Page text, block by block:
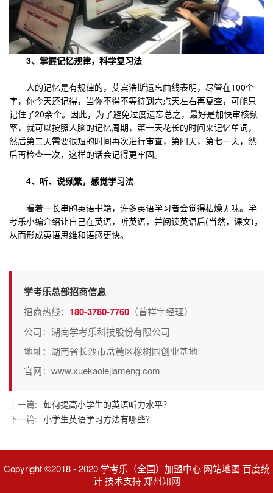
3、掌握记忆规律，科学复习法
人的记忆是有规律的，艾宾浩斯遗忘曲线表明，尽管在100个
字，你今天还记得，当你不得不等待到六点天左右再复查，可能只
记住了20余个。因此，为了避免过度遗忘总之，最好是加快审核频
率，就可以按照人脑的记忆周期，第一天花长的时间来记忆单词，
然后第二天需要很短的时间再次进行审查，第四天，第七一天，然
后再检查一次，这样的话会记得更牢固。
4、听、说频繁，感觉学习法
看着一长串的英语书籍，许多英语学习者会觉得枯燥无味。学
考乐小编介绍让自己在英语，听英语，并阅读英语后(当然，课文)，
从而形成英语思维和语感更快。
学考乐总部招商信息
招商热线： 180-3780-7760 （曾祥宇经理）
公司：湖南学考乐科技股份有限公司
地址：湖南省长沙市岳麓区橡树园创业基地
官网：www.xuekaolejiameng.com
上一篇: 如何提高小学生的英语听力水平？
下一篇: 小学生英语学习方法有哪些？
Copyright ©2018 - 2020 学考乐（全国）加盟中心 网站地图 百度统
计 技术支持 郑州知网